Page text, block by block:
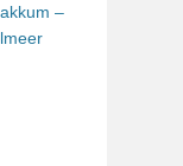
–